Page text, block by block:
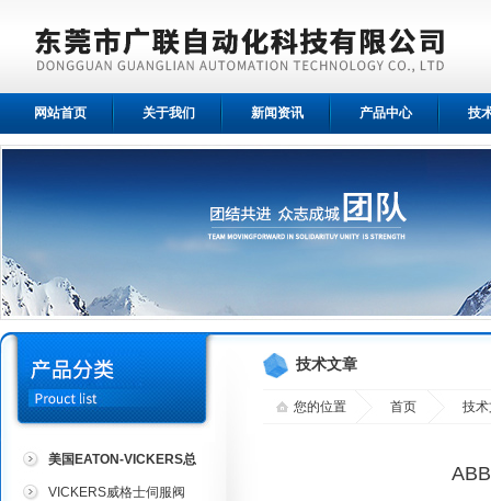
网站首页 关于我们 新闻资讯 产品中心 技
美国EATON-VICKERS总
代理
VICKERS威格士伺服阀
技术文章
您的位置 首页 技